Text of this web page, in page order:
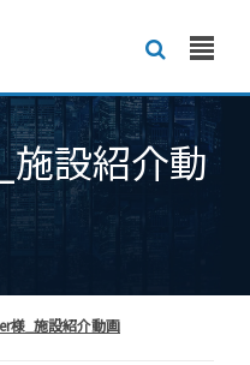
設紹介動
様_施設紹介動画